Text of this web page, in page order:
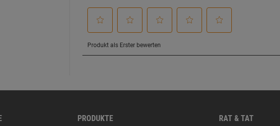
PRODUKTE RAT & TAT